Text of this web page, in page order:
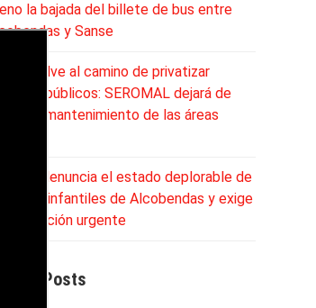
la bajada del billete de bus entre
y Sanse
PP vuelve al camino de privatizar
públicos: SEROMAL dejará de
el mantenimiento de las áreas
PSOE denuncia el estado deplorable de
zonas infantiles de Alcobendas y exige
actuación urgente
Posts